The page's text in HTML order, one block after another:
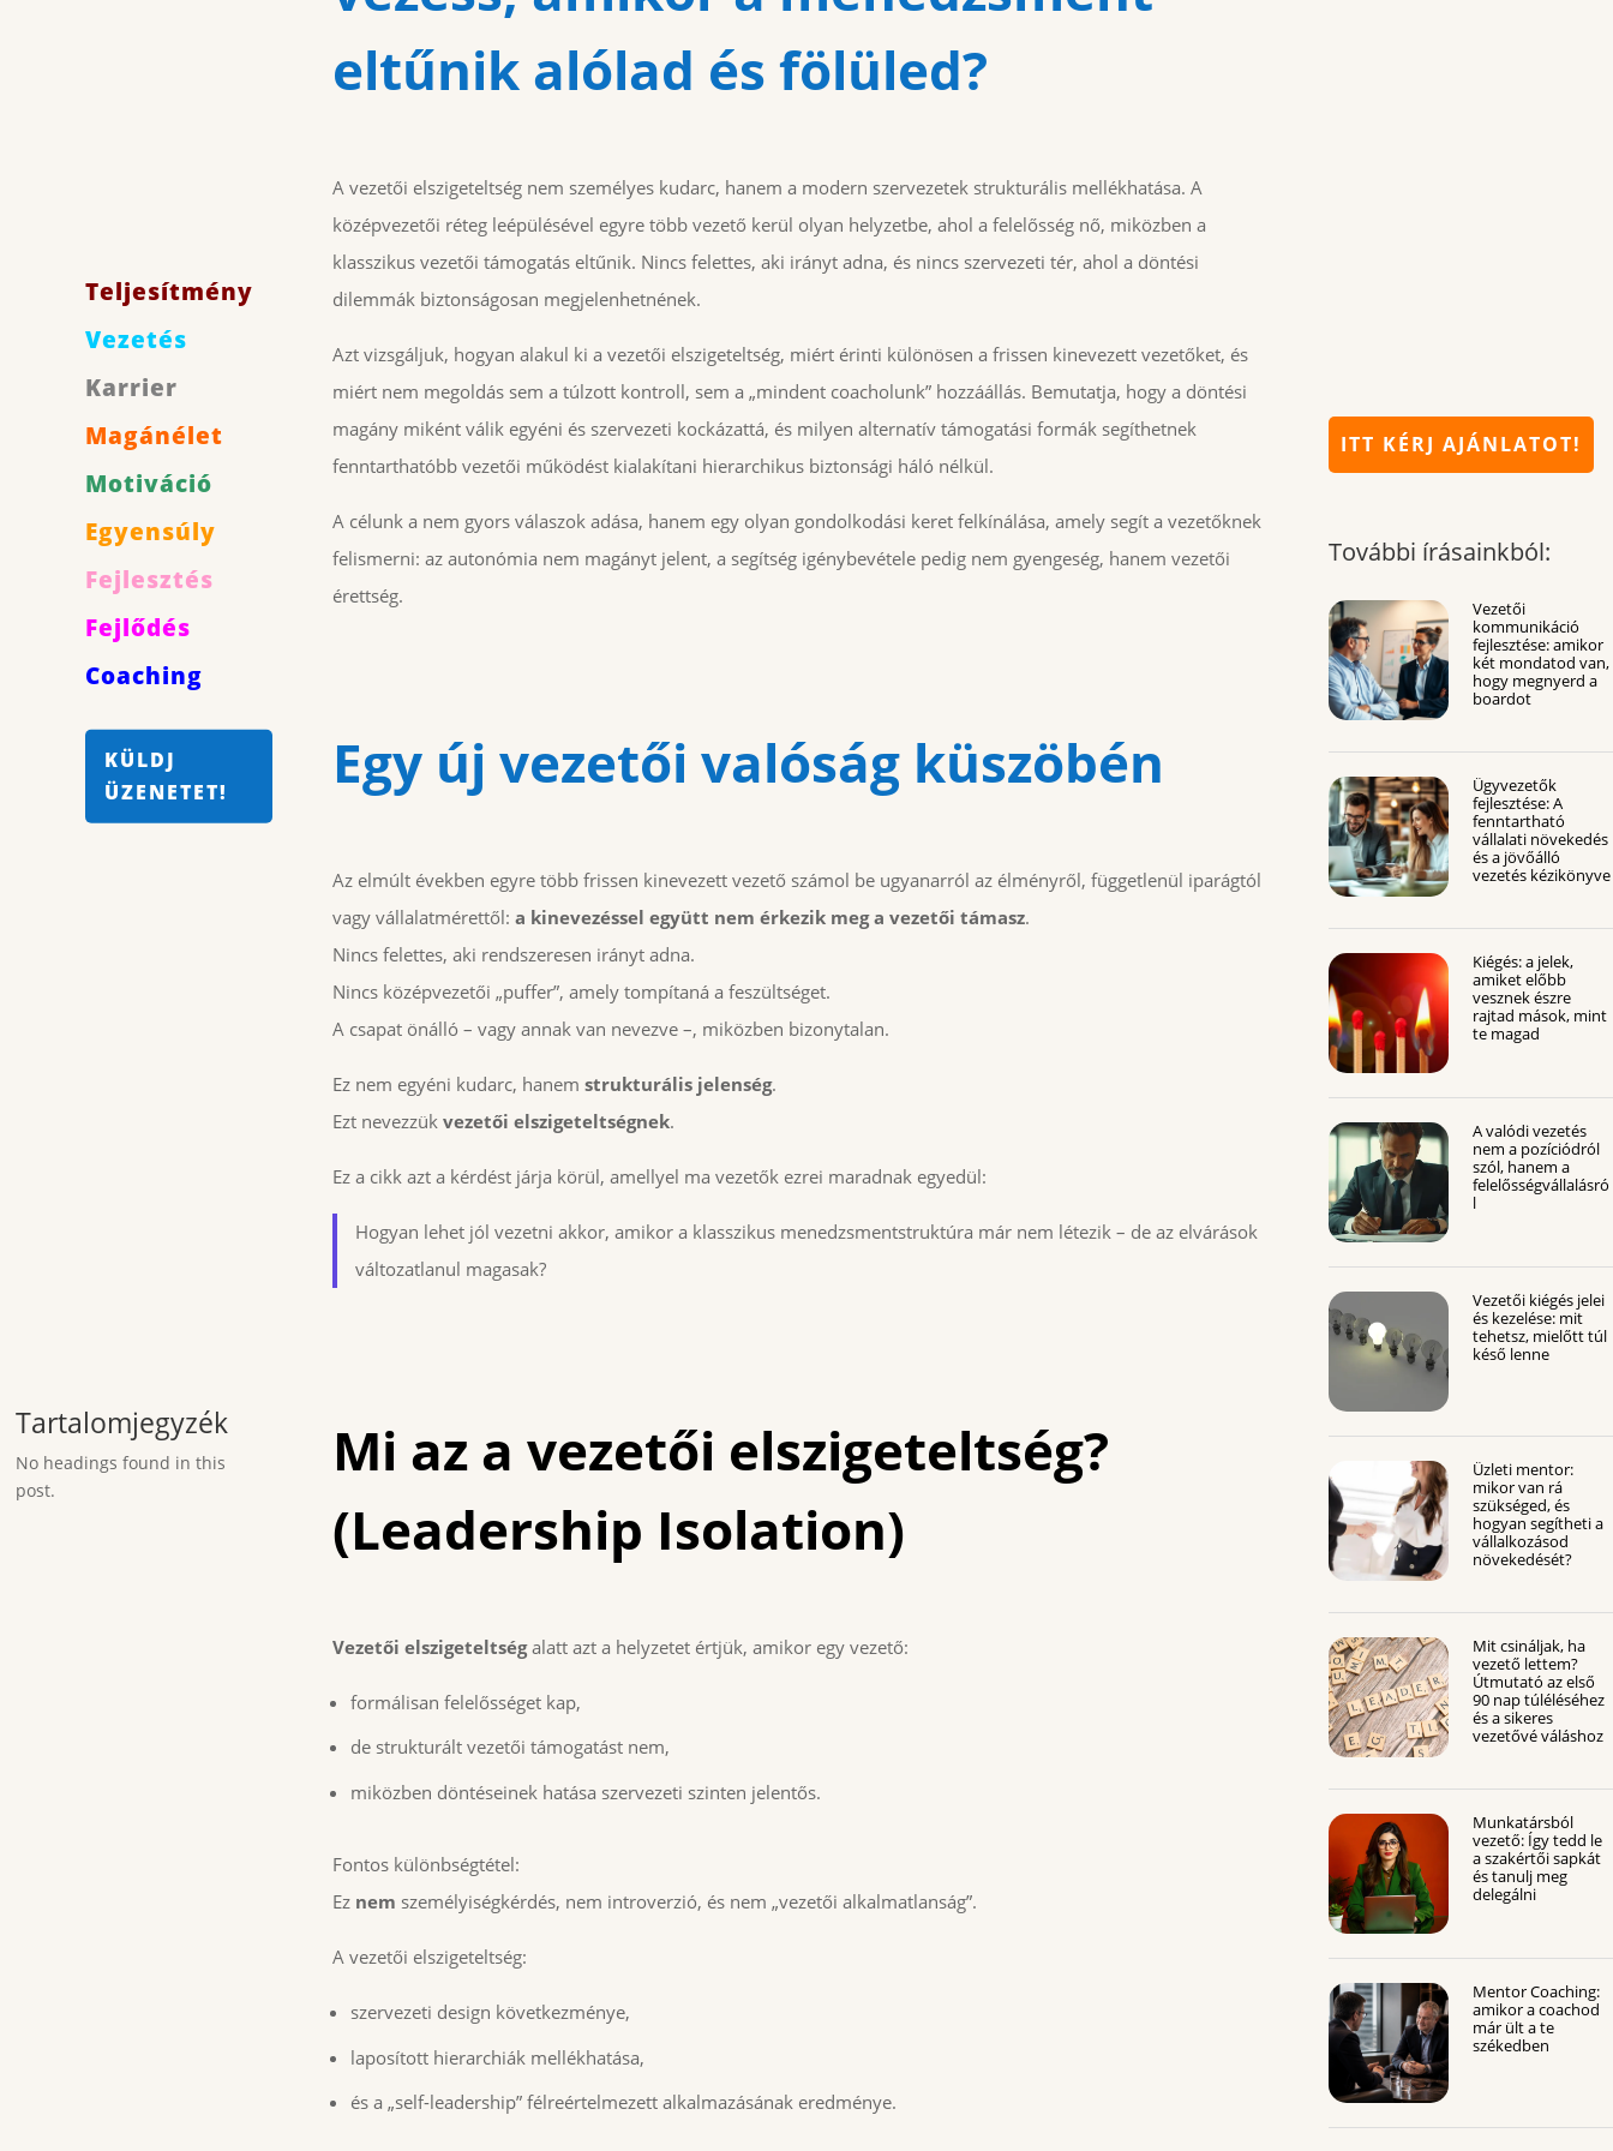
Teljesítmény
Vezetés
Karrier
Magánélet
Motiváció
Egyensúly
Fejlesztés
Fejlődés
Coaching
KÜLDJ
ÜZENETET!
Tartalomjegyzék
No headings found in this
post.
eltűnik alólad és fölüled?
A vezetői elszigeteltség nem személyes kudarc, hanem a modern szervezetek strukturális mellékhatása. A
középvezetői réteg leépülésével egyre több vezető kerül olyan helyzetbe, ahol a felelősség nő, miközben a
klasszikus vezetői támogatás eltűnik. Nincs felettes, aki irányt adna, és nincs szervezeti tér, ahol a döntési
dilemmák biztonságosan megjelenhetnének.
Azt vizsgáljuk, hogyan alakul ki a vezetői elszigeteltség, miért érinti különösen a frissen kinevezett vezetőket, és
miért nem megoldás sem a túlzott kontroll, sem a „mindent coacholunk” hozzáállás. Bemutatja, hogy a döntési
magány miként válik egyéni és szervezeti kockázattá, és milyen alternatív támogatási formák segíthetnek
fenntarthatóbb vezetői működést kialakítani hierarchikus biztonsági háló nélkül.
A célunk a nem gyors válaszok adása, hanem egy olyan gondolkodási keret felkínálása, amely segít a vezetőknek
felismerni: az autonómia nem magányt jelent, a segítség igénybevétele pedig nem gyengeség, hanem vezetői
érettség.
Egy új vezetői valóság küszöbén
Az elmúlt években egyre több frissen kinevezett vezető számol be ugyanarról az élményről, függetlenül iparágtól
vagy vállalatmérettől: a kinevezéssel együtt nem érkezik meg a vezetői támasz.
Nincs felettes, aki rendszeresen irányt adna.
Nincs középvezetői „puffer”, amely tompítaná a feszültséget.
A csapat önálló – vagy annak van nevezve –, miközben bizonytalan.
Ez nem egyéni kudarc, hanem strukturális jelenség.
Ezt nevezzük vezetői elszigeteltségnek.
Ez a cikk azt a kérdést járja körül, amellyel ma vezetők ezrei maradnak egyedül:
Hogyan lehet jól vezetni akkor, amikor a klasszikus menedzsmentstruktúra már nem létezik – de az elvárások
változatlanul magasak?
Mi az a vezetői elszigeteltség?
(Leadership Isolation)
Vezetői elszigeteltségalatt azt a helyzetet értjük, amikor egy vezető:
formálisan felelősséget kap,
de strukturált vezetői támogatást nem,
miközben döntéseinek hatása szervezeti szinten jelentős.
Fontos különbségtétel:
Ez nem személyiségkérdés, nem introverzió, és nem „vezetői alkalmatlanság”.
A vezetői elszigeteltség:
szervezeti design következménye,
laposított hierarchiák mellékhatása,
és a „self-leadership” félreértelmezett alkalmazásának eredménye.
ITT KÉRJ AJÁNLATOT!
További írásainkból:
Vezetői
kommunikáció
fejlesztése: amikor
két mondatod van,
hogy megnyerd a
boardot
Ügyvezetők
fejlesztése: A
fenntartható
vállalati növekedés
és a jövőálló
vezetés kézikönyve
Kiégés: a jelek,
amiket előbb
vesznek észre
rajtad mások, mint
te magad
A valódi vezetés
nem a pozíciódról
szól, hanem a
felelősségvállalásró
l
Vezetői kiégés jelei
és kezelése: mit
tehetsz, mielőtt túl
késő lenne
Üzleti mentor:
mikor van rá
szükséged, és
hogyan segítheti a
vállalkozásod
növekedését?
Mit csináljak, ha
vezető lettem?
Útmutató az első
90 nap túléléséhez
és a sikeres
vezetővé váláshoz
Munkatársból
vezető: Így tedd le
a szakértői sapkát
és tanulj meg
delegálni
Mentor Coaching:
amikor a coachod
már ült a te
székedben